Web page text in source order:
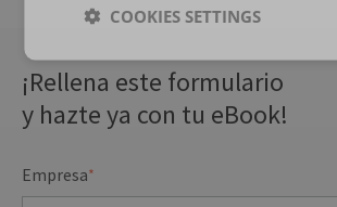
¡Rellena este formulario
y hazte ya con tu eBook!
Empresa*
COOKIES SETTINGS